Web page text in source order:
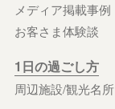
メディア掲載事例
お客さま体験談
1日の過ごし方
周辺施設/観光名所